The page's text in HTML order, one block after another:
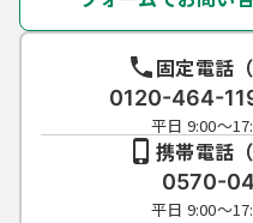
固定電話
0120-464-
平日 9:00～
携帯電話
0570-
平日 9:00～